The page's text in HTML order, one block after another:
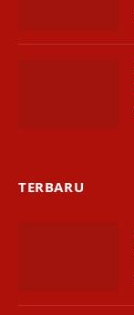
TERBARU